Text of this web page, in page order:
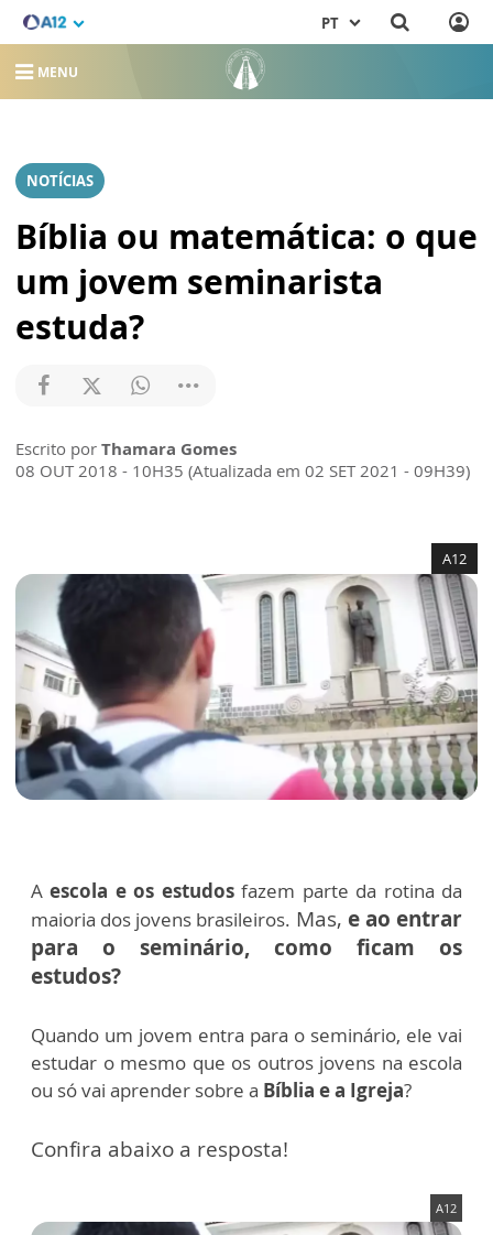
PT
MENU
NOTÍCIAS
Bíblia ou matemática: o que
um jovem seminarista
estuda?
Escrito por Thamara Gomes
08 OUT 2018 - 10H35 (Atualizada em 02 SET 2021 - 09H39)
A12
A escola e os estudosfazem parte da rotina da
maioria dos jovens brasileiros. Mas, e ao entrar
para o seminário, como ficam os
estudos?
Quando um jovem entra para o seminário, ele vai
estudar o mesmo que os outros jovens na escola
ou só vai aprender sobre a Bíblia e a Igreja?
Confira abaixo a resposta!
A12